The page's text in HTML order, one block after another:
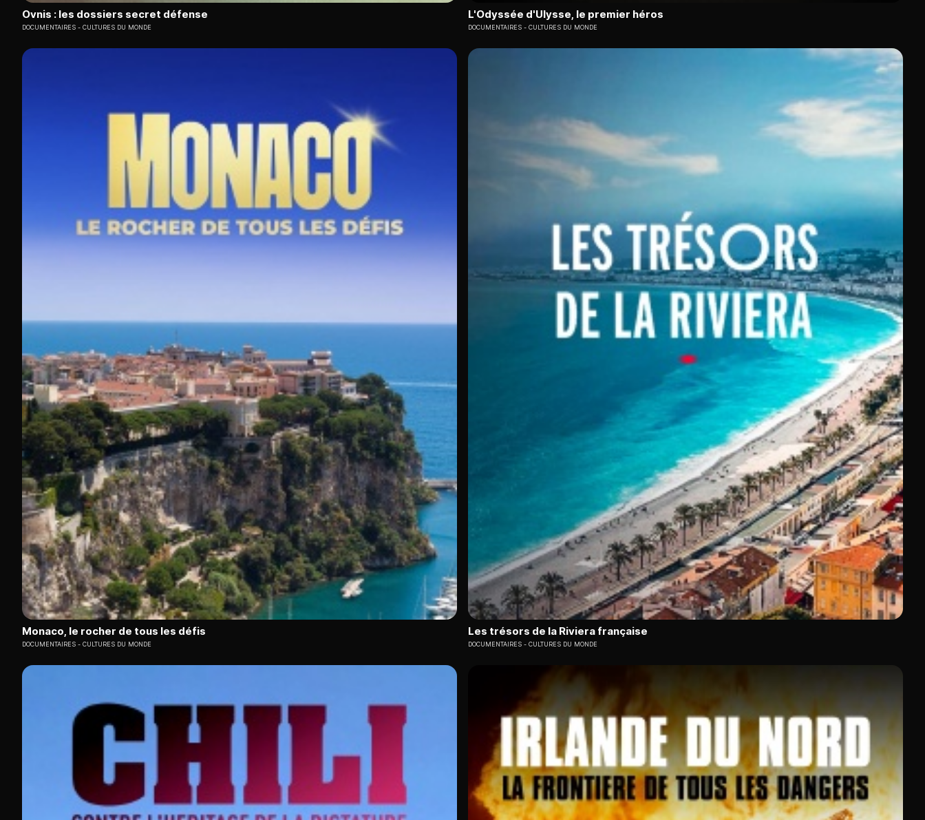
Ovnis : les dossiers secret défense
DOCUMENTAIRES CULTURES DU MONDE
L'Odyssée d'Ulysse, le premier héros
DOCUMENTAIRES CULTURES DU MONDE
Monaco, le rocher de tous les défis
DOCUMENTAIRES CULTURES DU MONDE
Les trésors de la Riviera française
DOCUMENTAIRES CULTURES DU MONDE